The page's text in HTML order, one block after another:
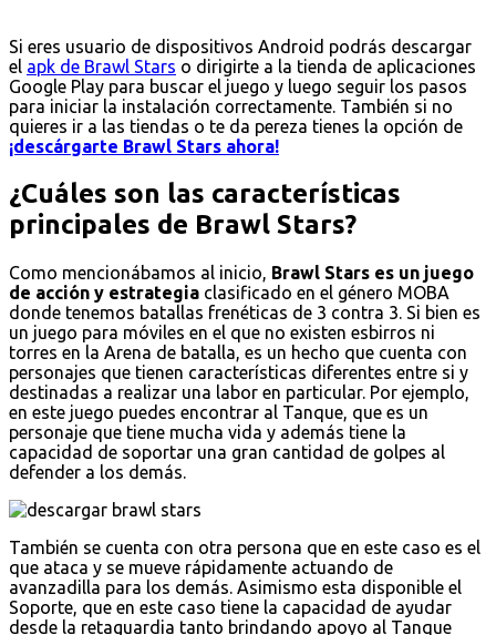
Si eres usuario de dispositivos Android podrás descargar
el apk de Brawl Stars o dirigirte a la tienda de aplicaciones
Google Play para buscar el juego y luego seguir los pasos
para iniciar la instalación correctamente. También si no
quieres ir a las tiendas o te da pereza tienes la opción de
¡descárgarte Brawl Stars ahora!
¿Cuáles son las características
principales de Brawl Stars?
Como mencionábamos al inicio, Brawl Stars es un juego
de acción y estrategia clasificado en el género MOBA
donde tenemos batallas frenéticas de 3 contra 3. Si bien es
un juego para móviles en el que no existen esbirros ni
torres en la Arena de batalla, es un hecho que cuenta con
personajes que tienen características diferentes entre si y
destinadas a realizar una labor en particular. Por ejemplo,
en este juego puedes encontrar al Tanque, que es un
personaje que tiene mucha vida y además tiene la
capacidad de soportar una gran cantidad de golpes al
defender a los demás.
También se cuenta con otra persona que en este caso es el
que ataca y se mueve rápidamente actuando de
avanzadilla para los demás. Asimismo esta disponible el
Soporte, que en este caso tiene la capacidad de ayudar
desde la retaguardia tanto brindando apoyo al Tanque